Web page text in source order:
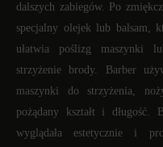
dalszych zabiegów. Po
specjalny olejek lub balsam,
ułatwia poślizg maszynki
strzyżenie brody. Barber
maszynki do strzyżenia,
pożądany kształt i
wyglądała estetycznie i